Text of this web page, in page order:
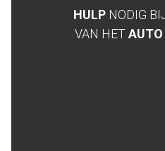
HULP NODIG
VAN HETAUTO